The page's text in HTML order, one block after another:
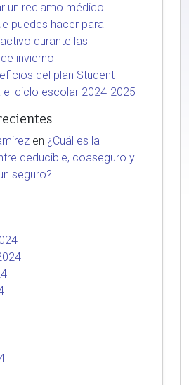
un reclamo médico
puedes hacer para
durante las
invierno
del plan Student
el ciclo escolar 2024-2025
en ¿Cuál es la
deducible, coaseguro y
seguro?